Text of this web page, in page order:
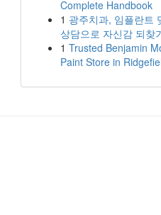
Complete Handbook
1 광주치과, 임플란트
상담으로 자신감 되찾
1 Trusted Benjamin
Paint Store in